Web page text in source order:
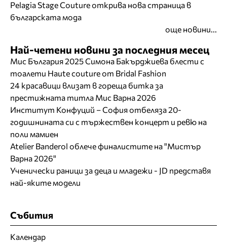
Pelagia Stage Couture открива нова страница в
българската мода
още новини...
Най-четени новини за последния месец
Мис България 2025 Симона Бакърджиева блести с
тоалети Haute couture от Bridal Fashion
24 красавици влизат в гореща битка за
престижната титла Мис Варна 2026
Институт Конфуций – София отбеляза 20-
годишнината си с тържествен концерт и ревю на
поли мамиен
Atelier Banderol облече финалистите на "Мистър
Варна 2026"
Ученически раници за деца и младежи - JD представя
най-яките модели
Събития
Календар